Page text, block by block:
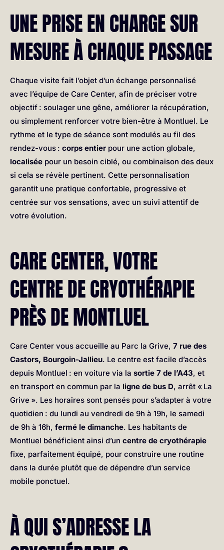
UNE PRISE EN CHARGE SUR
MESURE À CHAQUE PASSAGE
Chaque visite fait l’objet d’un échange personnalisé
avec l’équipe de Care Center, afin de préciser votre
objectif : soulager une gêne, améliorer la récupération,
ou simplement renforcer votre bien-être à Montluel. Le
rythme et le type de séance sont modulés au fil des
rendez-vous : corps entier pour une action globale,
localisée pour un besoin ciblé, ou combinaison des deux
si cela se révèle pertinent. Cette personnalisation
garantit une pratique confortable, progressive et
centrée sur vos sensations, avec un suivi attentif de
votre évolution.
CARE CENTER, VOTRE
CENTRE DE CRYOTHÉRAPIE
PRÈS DE MONTLUEL
Care Center vous accueille au Parc la Grive, 7 rue des
Castors, Bourgoin-Jallieu. Le centre est facile d’accès
depuis Montluel : en voiture via la sortie 7 de l’A43, et
en transport en commun par la ligne de bus D, arrêt « La
Grive ». Les horaires sont pensés pour s’adapter à votre
quotidien : du lundi au vendredi de 9h à 19h, le samedi
de 9h à 16h, fermé le dimanche. Les habitants de
Montluel bénéficient ainsi d’un centre de cryothérapie
fixe, parfaitement équipé, pour construire une routine
dans la durée plutôt que de dépendre d’un service
mobile ponctuel.
À QUI S’ADRESSE LA